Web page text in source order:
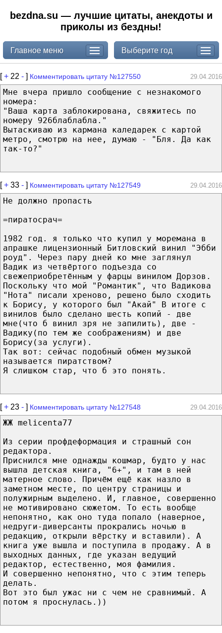
bezdna.su — лучшие цитаты, анекдоты и
приколы из бездны!
Главное меню Выберите год
[+ 22 - ] Комментировать цитату №127550 29.04.2016
Мне вчера пришло сообщение с незнакомого
номера:
"Ваша карта заблокирована, свяжитесь по
номеру 926блаблабла."
Вытаскиваю из кармана каледарек с картой
метро, смотрю на нее, думаю - "Бля. Да как
так-то?"
[+ 33 - ] Комментировать цитату №127549 29.04.2016
Не должно пропасть
=пиратосрач=
1982 год. я только что купил у моремана в
апрашке лицензионный Битловский винил "Эбби
роуд". Через пару дней ко мне заглянул
Вадик из четвёртого подъезда со
свежеприобретённым у фарцы винилом Дорзов.
Поскольку что мой "Романтик", что Вадикова
"Нота" писали хреново, решено было сходить
к Борису, у которого был "Акай" В итоге с
винилов было сделано шесть копий - две
мне(что б винил зря не запилить), две -
Вадику(по тем же соображениям) и две
Борису(за услуги).
Так вот: сейчас подобный обмен музыкой
называется пиратством?
Я слишком стар, что б это понять.
[+ 23 - ] Комментировать цитату №127548 29.04.2016
ЖЖ melicenta77
Из серии профдеформация и страшный сон
редактора.
Приснился мне однажды кошмар, будто у нас
вышла детская книга, "6+", и там в ней
матерное слово. Причём ещё как назло в
заметном месте, по центру страницы и
полужирным выделено. И, главное, совершенно
не мотивировано сюжетом. То есть вообще
непонятно, как оно туда попало (наверное,
недруги-диверсанты прокрались ночью в
редакцию, открыли вёрстку и вставили). А
книга уже вышла и поступила в продажу. А в
выходных данных, где указан ведущий
редактор, естественно, моя фамилия.
И совершенно непонятно, что с этим теперь
делать.
Вот это был ужас ни с чем не сравнимый. А
потом я проснулась.))